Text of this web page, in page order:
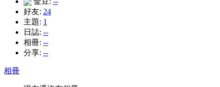
好友: 24
主題: 1
日誌: --
相冊: --
分享: --
相冊